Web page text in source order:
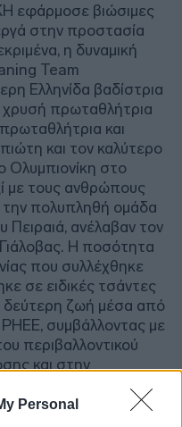
Personal
βιώσιμες
στην προστασία
η δυναμική
Team
Ελληνίδα βαδίστρια
πρωταθλήτρια
και
και τον καλύτερο
Ολυμπιονίκη στο
με τους ανθρώπους
πολυπληθή ομάδα
Πειραιά, ανέλαβαν τον
Η ποσότητα
που συλλέχθηκε
σε ειδικές τσάντες
δεύτερη ζωή μέσα από
συμβάλλοντας με
περιβαλλοντικού
και στην
στις αρχές